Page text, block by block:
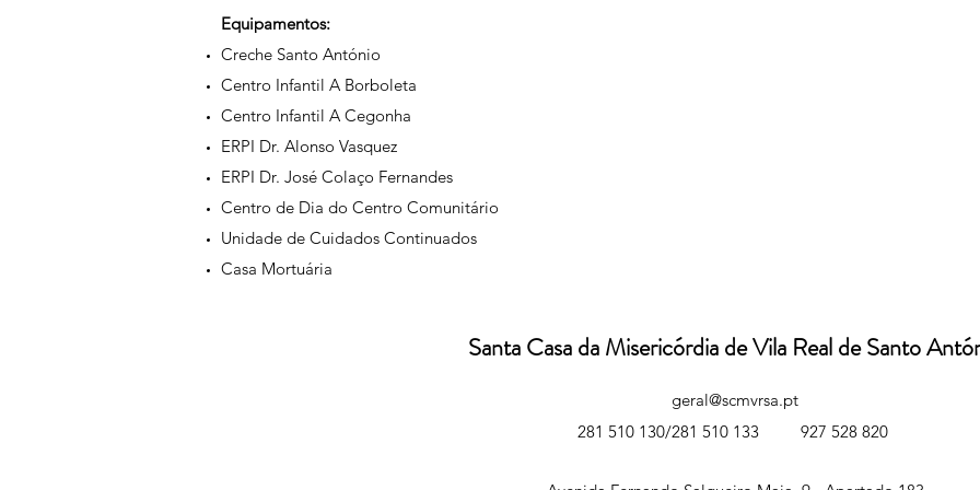
Equipamentos:
Creche Santo António
Centro Infantil A Borboleta
Centro Infantil A Cegonha
ERPI Dr. Alonso Vasquez
ERPI Dr. José Colaço Fernandes
Centro de Dia do Centro Comunitário
Unidade de Cuidados Continuados
Casa Mortuária
Santa Casa da Misericórdia de Vila Real de Santo
geral@scmvrsa.pt
281 510 130/281 510 133
927 528 820